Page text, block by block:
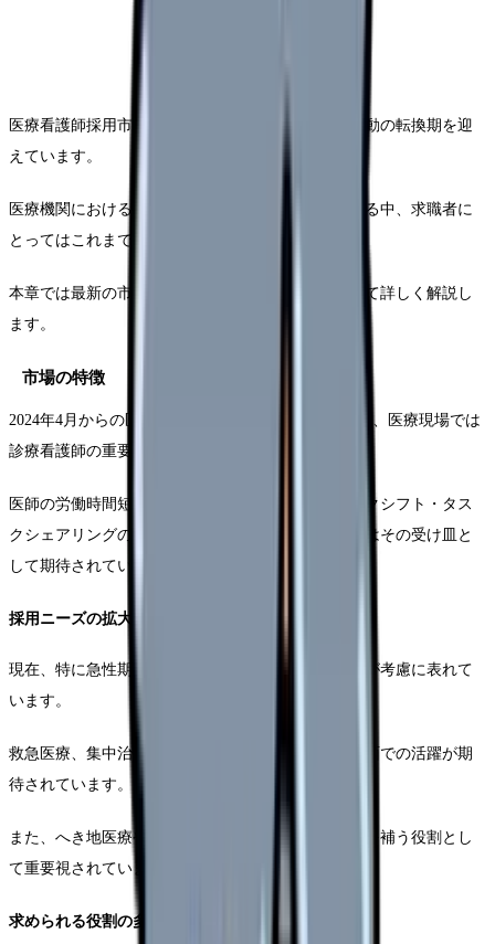
医療看護師採用市場は、医師の働き方改革の本格始動の転換期を迎
えています。
医療機関における採用の大きなニーズが急速に高まる中、求職者に
とってはこれまでにない機会があります。
本章では最新の市場動向と具体的な求人条件について詳しく解説し
ます。
市場の特徴
2024年4月からの医師の時間外労働規制導入を契機に、医療現場では
診療看護師の重要性が一層重視されています。
医師の労働時間短縮に向けた取り組みの中で、タスクシフト・タス
クシェアリングの推進が加速しており、医療看護師はその受け皿と
して期待されています。
採用ニーズの拡大
現在、特に急性期病院や大学病院においてはニーズが考慮に表れて
います。
救急医療、集中治療、外来診療支援など、様々な場面での活躍が期
待されています。
また、へき地医療や在宅医療の分野でも、医師不足を補う役割とし
て重要視されています。
求められる役割の多様性